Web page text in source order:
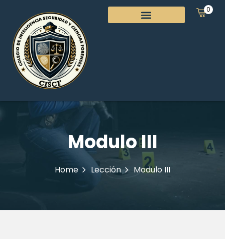
0
Modulo III
Home Lección Modulo III